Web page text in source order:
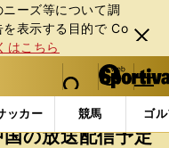
ーズ等について調
表⽰する⽬的で Co
はこちら
閉じ
る
web Sportiva (webスポルティーバ)
検索
マイペ
ー
ジ
メニュ
ッカー 競馬 ゴ
ス 【無料視聴あり】日
の放送配信予定